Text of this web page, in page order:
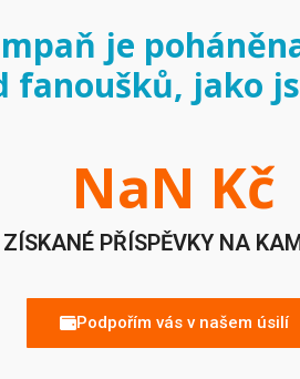
je
fanoušků, jako
ZÍSKANÉ PŘÍSPĚVKY NA
NaN Kč
Podpořím vás v našem úsilí